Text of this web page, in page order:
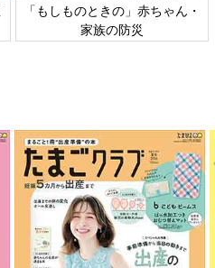
「もしものときの」赤ちゃん・
家族の防災